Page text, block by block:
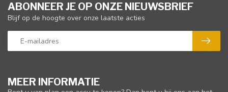
MEER INFORMATIE
ABONNEER JE OP ONZE NIEUWSBRIEF
Blijf op de hoogte over onze laatste acties